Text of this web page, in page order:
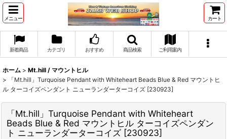
メニュー カート
新着商品 カテゴリ おすすめ 商品検索 ご利用案内
ホーム > Mt.hill / マウントヒル
>
「Mt.hill」Turquoise Pendant with Whiteheart Beads Blue & Red マウントヒ
ル ターコイズペンダント ニューランダーターコイズ [230923]
「Mt.hill」Turquoise Pendant with Whiteheart
Beads Blue & Red マウントヒル ターコイズペンダン
ト ニューランダーターコイズ [230923]